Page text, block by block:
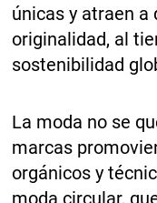
únicas y atraen a
originalidad, al
sostenibilidad
La moda no se
marcas
orgánicos y
moda circular,